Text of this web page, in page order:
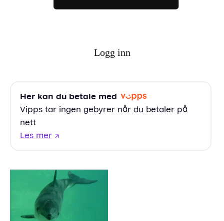
Logg inn